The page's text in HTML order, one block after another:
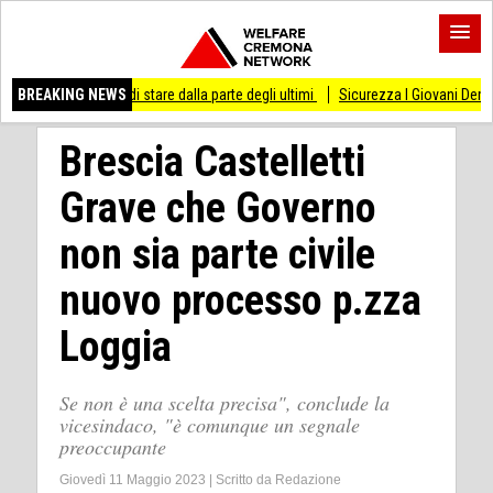
BREAKING NEWS
di stare dalla parte degli ultimi Sicurezza I Giovani Democratici
Brescia Castelletti
Grave che Governo
non sia parte civile
nuovo processo p.zza
Loggia
Se non è una scelta precisa", conclude la
vicesindaco, "è comunque un segnale
preoccupante
Giovedì 11 Maggio 2023 Scritto da Redazione